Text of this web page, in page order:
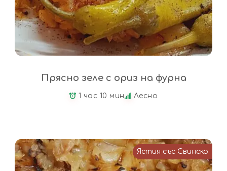
Прясно зеле с ориз на фурна
1 час 10 мин Лесно
Ястия със Свинско